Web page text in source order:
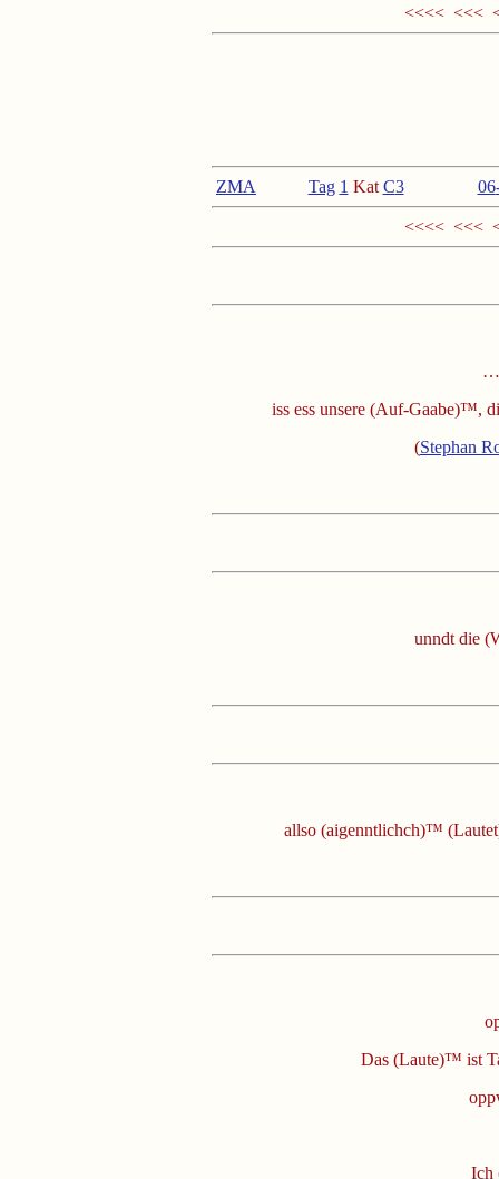
<<<< <<<
ZMA Tag 1 Kat C3 06
<<<< <<<
iss ess unsere (Auf-Gaabe)™,
(Stephan
unndt die
allso (aigenntlichch)™
Das (Laute)™ ist
Ich